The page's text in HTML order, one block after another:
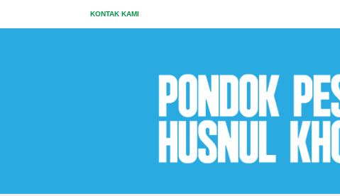
KONTAK KAMI